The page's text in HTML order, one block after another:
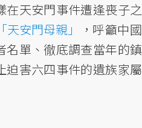
在天安門事件遭逢喪子之
「天安門母親」
，呼籲中國
名單、徹底調查當年的鎮
迫害六四事件的遺族家屬